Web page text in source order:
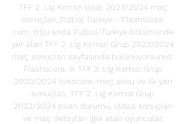
TFF 2. Lig Kırmızı Grup 2023/2024 maç
sonuçları, Futbol Türkiye - Flashscore.
com. trŞu anda Futbol/Türkiye bölümünde
yer alan TFF 2. Lig Kırmızı Grup 2023/2024
maç sonuçları sayfasında bulunuyorsunuz.
Flashscore. tr TFF 2. Lig Kırmızı Grup
2023/2024 livescore, maç sonu ve ilk yarı
sonuçları, TFF 2. Lig Kırmızı Grup
2023/2024 puan durumu, iddaa sonuçları
ve maç detayları (gol atan oyuncular,